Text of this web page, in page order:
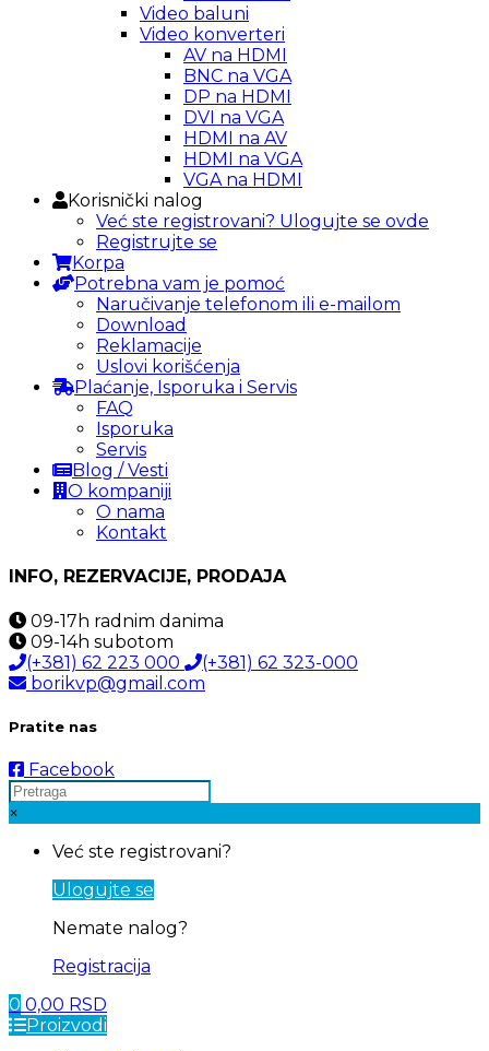
Video baluni
Video konverteri
AV na HDMI
BNC na VGA
DP na HDMI
DVI na VGA
HDMI na AV
HDMI na VGA
VGA na HDMI
Korisnički nalog
Već ste registrovani? Ulogujte se ovde
Registrujte se
Korpa
Potrebna vam je pomoć
Naručivanje telefonom ili e-mailom
Download
Reklamacije
Uslovi korišćenja
Plaćanje, Isporuka i Servis
FAQ
Isporuka
Servis
Blog / Vesti
O kompaniji
O nama
Kontakt
INFO, REZERVACIJE, PRODAJA
09-17h radnim danima
09-14h subotom
(+381) 62 223 000
(+381) 62 323-000
borikvp@gmail.com
Pratite nas
Facebook
×
Već ste registrovani?
Ulogujte se
Nemate nalog?
Registracija
0 0,00 RSD
Proizvodi